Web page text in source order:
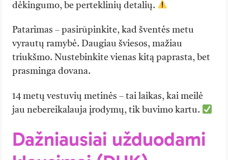
dėkingumo, be perteklinių detalių.
Patarimas – pasirūpinkite, kad šventės metu
vyrautų ramybė. Daugiau šviesos, mažiau
triukšmo. Nustebinkite vienas kitą paprasta, bet
prasminga dovana.
14 metų vestuvių metinės – tai laikas, kai meilė
jau nebereikalauja įrodymų, tik buvimo kartu.
Dažniausiai užduodami